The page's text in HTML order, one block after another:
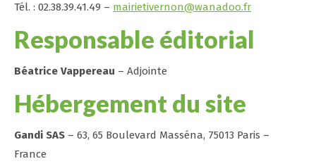
Tél. : 02.38.39.41.49 – mairietivernon@wanadoo.fr
Responsable éditorial
Béatrice Vappereau – Adjointe
Hébergement du site
Gandi SAS – 63, 65 Boulevard Masséna, 75013 Paris –
France